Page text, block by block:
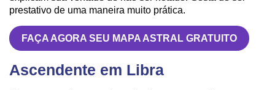
prestativo de uma maneira muito prática.
FAÇA AGORA SEU MAPA ASTRAL GRATUITO
Ascendente em Libra